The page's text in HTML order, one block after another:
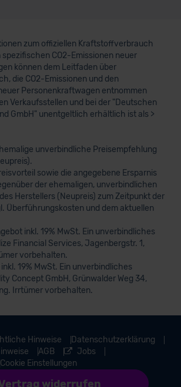
zum offiziellen Kraftstoffverbrauch
CO2-Emissionen neuer
können dem Leitfaden über
die CO2-Emissionen und den
Personenkraftwagen entnommen
Verkaufsstellen und bei der "Deutschen
GmbH" unentgeltlich erhältlich ist als >
unverbindliche Preisempfehlung
sowie die angegebene Ersparnis
der ehemaligen, unverbindlichen
Herstellers (Neupreis) zum Zeitpunkt der
Überführungskosten und dem aktuellen
inkl. 19% MwSt. Ein unverbindliches
Financial Services, Jagenbergstr. 1,
vorbehalten.
19% MwSt. Ein unverbindliches
Concept GmbH, Grünwalder Weg 34,
Irrtümer vorbehalten.
Hinweise
Datenschutzerklärung
AGB
Jobs
widerrufen
Cookie Einstellungen